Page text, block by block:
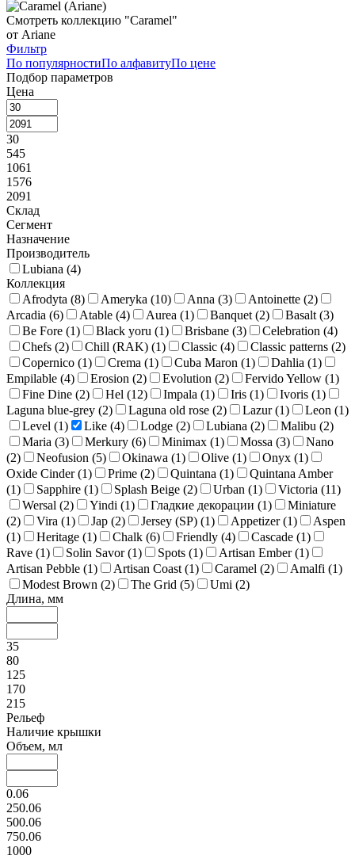
Смотреть коллекцию "Caramel"
от Ariane
Фильтр
По популярностиПо алфавитуПо цене
Подбор параметров
Цена
30
545
1061
1576
2091
Склад
Сегмент
Назначение
Производитель
Lubiana (4)
Коллекция
Afrodyta (8) Ameryka (10) Anna (3) Antoinette (2)
Arcadia (6) Atable (4) Aurea (1) Banquet (2) Basalt (3)
Be Fore (1) Black yoru (1) Brisbane (3) Celebration (4)
Chefs (2) Chill (RAK) (1) Classic (4) Classic patterns (2)
Copernico (1) Crema (1) Cuba Maron (1) Dahlia (1)
Empilable (4) Erosion (2) Evolution (2) Fervido Yellow (1)
Fine Dine (2) Hel (12) Impala (1) Iris (1) Ivoris (1)
Laguna blue-grey (2) Laguna old rose (2) Lazur (1) Leon (1)
Level (1) Like (4) Lodge (2) Lubiana (2) Malibu (2)
Maria (3) Merkury (6) Minimax (1) Mossa (3)
Nano
(2) Neofusion (5) Okinawa (1) Olive (1) Onyx (1)
Oxide Cinder (1) Prime (2) Quintana (1)
Quintana Amber
(1) Sapphire (1) Splash Beige (2) Urban (1) Victoria (11)
Wersal (2) Yindi (1) Гладкие декорации (1)
Miniature
(2) Vira (1) Jap (2) Jersey (SP) (1) Appetizer (1)
Aspen
(1) Heritage (1) Chalk (6) Friendly (4) Cascade (1)
Rave (1) Solin Savor (1) Spots (1) Artisan Ember (1)
Artisan Pebble (1) Artisan Coast (1) Caramel (2) Amalfi (1)
Modest Brown (2) The Grid (5) Umi (2)
Длина, мм
35
80
125
170
215
Рельеф
Наличие крышки
Объем, мл
0.06
250.06
500.06
750.06
1000